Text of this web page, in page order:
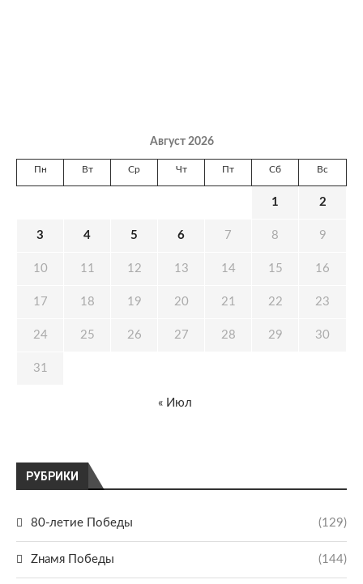
РУБРИКИ
80-летие Победы (129)
Zнамя Победы (144)
Август 2026
Пн Вт Ср Чт Пт Сб Вс
1 2
3 4 5 6 7 8 9
10 11 12 13 14 15 16
17 18 19 20 21 22 23
24 25 26 27 28 29 30
31
« Июл